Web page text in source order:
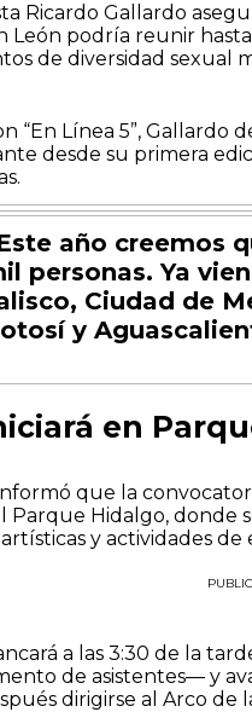
Ricardo Gallardo
León podría reunir
de diversidad sexual
“En Línea 5”, Gallardo
desde su primera
año creemos
personas. Ya
Ciudad de
y
en
que la
Parque Hidalgo, donde
y actividades de
a las 3:30 de la
de asistentes— y
dirigirse al Arco